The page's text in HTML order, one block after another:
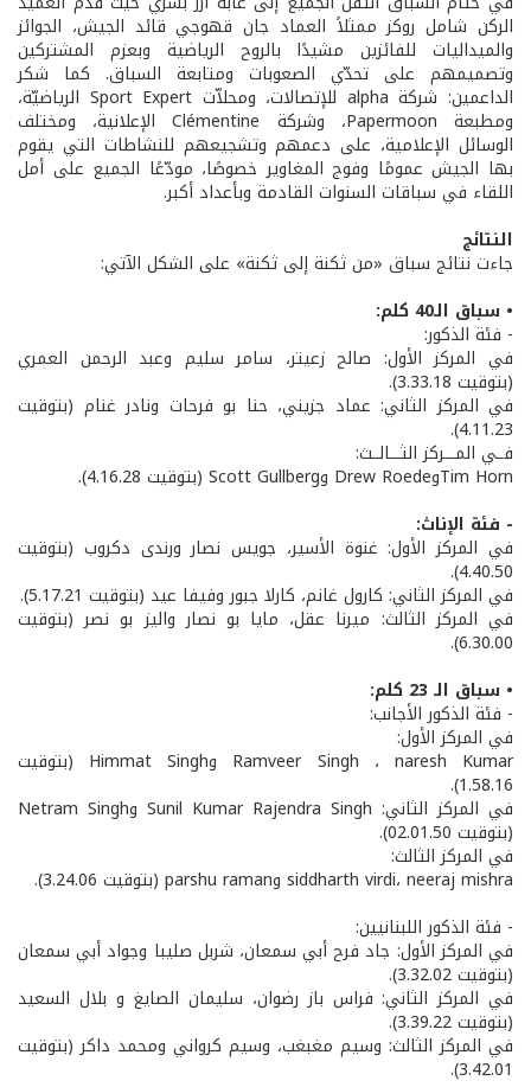
الركن شامل روكز ممثلاً العماد جان قهوجي قائد الجيش، الجوائز
والميداليات للفائزين مشيدًا بالروح الرياضية وبعزم المشتركين
وتصميمهم على تحدّي الصعوبات ومتابعة السباق. كما شكر
الداعمين: شركة alpha للإتصالات، ومحلاّت Sport Expert الرياضيّة،
ومطبعة Papermoon، وشركة Clémentine الإعلانية، ومختلف
الوسائل الإعلامية، على دعمهم وتشجيعهم للنشاطات التي يقوم
بها الجيش عمومًا وفوج المغاوير خصوصًا، مودّعًا الجميع على أمل
اللقاء في سباقات السنوات القادمة وبأعداد أكبر.
النتائج
جاءت نتائج سباق «من ثكنة إلى ثكنة» على الشكل الآتي:
• سباق الـ40 كلم:
- فئة الذكور:
في المركز الأول: صالح زعيتر، سامر سليم وعبد الرحمن العمري
(بتوقيت 3.33.18).
في المركز الثاني: عماد جزيني، حنا بو فرحات ونادر غنام (بتوقيت
4.11.23).
فــي المـــركز الثـــالــث:
Tim HornوDrew Roede وScott Gullberg (بتوقيت 4.16.28).
- فئة الإناث:
في المركز الأول: غنوة الأسير، جويس نصار ورندى دكروب (بتوقيت
4.40.50).
في المركز الثاني: كارول غانم، كارلا جبور وفيفا عيد (بتوقيت 5.17.21).
في المركز الثالث: ميرنا عقل، مايا بو نصار واليز بو نصر (بتوقيت
6.30.00).
• سباق الـ 23 كلم:
- فئة الذكور الأجانب:
في المركز الأول:
Ramveer Singh ، naresh Kumar وHimmat Singh (بتوقيت
1.58.16).
في المركز الثاني: Sunil Kumar Rajendra Singh وNetram Singh
(بتوقيت 02.01.50).
في المركز الثالث:
siddharth virdi، neeraj mishra وparshu raman (بتوقيت 3.24.06).
- فئة الذكور اللبنانيين:
في المركز الأول: جاد فرح أبي سمعان، شربل صليبا وجواد أبي سمعان
(بتوقيت 3.32.02).
في المركز الثاني: فراس باز رضوان، سليمان الصايغ و بلال السعيد
(بتوقيت 3.39.22).
في المركز الثالث: وسيم مغبغب، وسيم كرواني ومحمد داكر (بتوقيت
3.42.01).